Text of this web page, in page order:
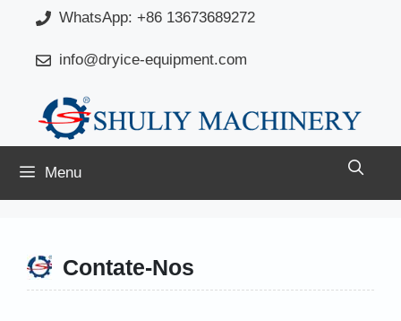
WhatsApp: +86 13673689272
info@dryice-equipment.com
Menu
Contate-Nos